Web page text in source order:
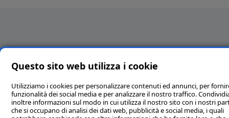
Questo sito web utilizza i cookie
Utilizziamo i cookies per personalizzare contenuti ed annunci, per
funzionalità dei social media e per analizzare il nostro traffico.
inoltre informazioni sul modo in cui utilizza il nostro sito con i nostri
che si occupano di analisi dei dati web, pubblicità e social media, i quali